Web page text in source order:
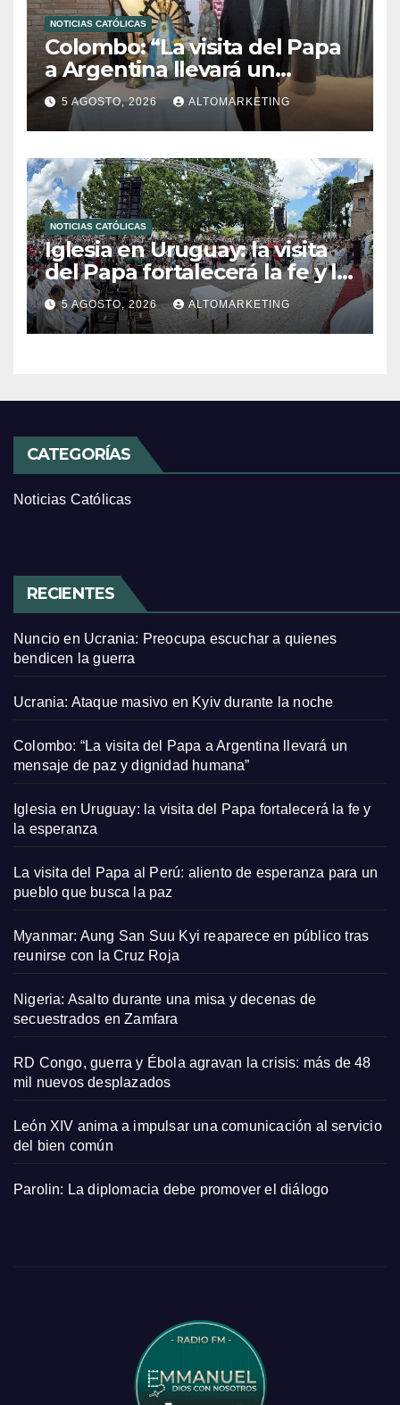
NOTICIAS CATÓLICAS
Colombo: “La visita del Papa
a Argentina llevará un
mensaje de paz y dignidad
humana”
5 AGOSTO, 2026 ALTOMARKETING
NOTICIAS CATÓLICAS
Iglesia en Uruguay: la visita
del Papa fortalecerá la fe y la
esperanza
5 AGOSTO, 2026 ALTOMARKETING
CATEGORÍAS
Noticias Católicas
RECIENTES
Nuncio en Ucrania: Preocupa escuchar a quienes
bendicen la guerra
Ucrania: Ataque masivo en Kyiv durante la noche
Colombo: “La visita del Papa a Argentina llevará un
mensaje de paz y dignidad humana”
Iglesia en Uruguay: la visita del Papa fortalecerá la fe y
la esperanza
La visita del Papa al Perú: aliento de esperanza para un
pueblo que busca la paz
Myanmar: Aung San Suu Kyi reaparece en público tras
reunirse con la Cruz Roja
Nigeria: Asalto durante una misa y decenas de
secuestrados en Zamfara
RD Congo, guerra y Ébola agravan la crisis: más de 48
mil nuevos desplazados
León XIV anima a impulsar una comunicación al servicio
del bien común
Parolin: La diplomacia debe promover el diálogo